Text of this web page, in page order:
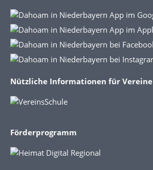
Nützliche Informationen für Vereine
Förderprogramm